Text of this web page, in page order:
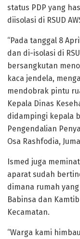
status PDP yang
diisolasi di RSUD
“Pada tanggal 8
dan di-isolasi di
bersangkutan
kaca jendela,
mendobrak pintu
Kepala Dinas
didampingi kepala
Pengendalian
Osa Rashfodia,
Ismed juga
aparat sudah
dimana rumah
Babinsa dan
Kecamatan.
“Warga kami